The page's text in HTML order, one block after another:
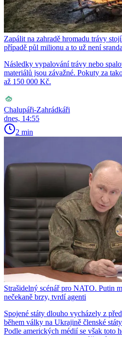
Zapálit na zahradě hromadu trávy
případě půl milionu a to už není sranda
Následky vypalování trávy nebo
materiálů jsou závažné. Pokuty za
až 150 000 Kč.
Chalupáři-Zahrádkáři
dnes, 14:55
2 min
Strašidelný scénář pro NATO. Putin
nečekaně brzy, tvrdí agenti
Spojené státy dlouho vycházely z
během války na Ukrajině členské
Podle amerických médií se však toto